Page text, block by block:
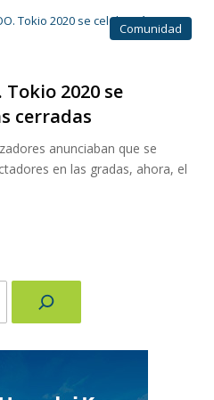
Comunidad
Tokio 2020 se
cerradas
anunciaban que se
en las gradas, ahora, el